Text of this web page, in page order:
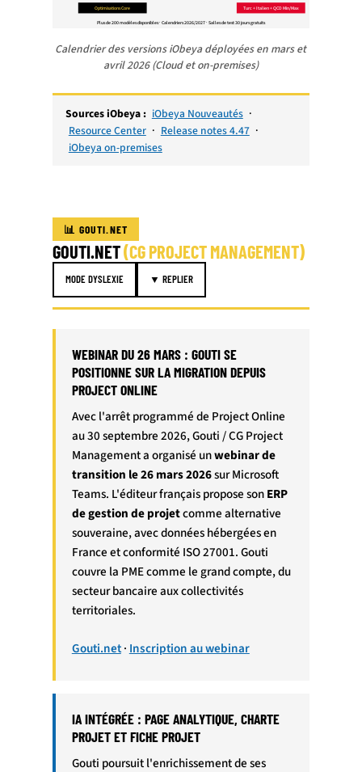
Optimisations Core Turc + Italien + QCD Min/Max
Plus de 200 modèles disponibles · Calendriers 2026/2027 · Salles de test 30 jours gratuits
Calendrier des versions iObeya déployées en mars et
avril 2026 (Cloud et on-premises)
Sources iObeya : iObeya Nouveautés ·
Resource Center · Release notes 4.47 ·
iObeya on-premises
📊 GOUTI.NET
GOUTI.NET(CG PROJECT MANAGEMENT)
MODE DYSLEXIE ▼ REPLIER
WEBINAR DU 26 MARS : GOUTI SE
POSITIONNE SUR LA MIGRATION DEPUIS
PROJECT ONLINE
Avec l'arrêt programmé de Project Online
au 30 septembre 2026, Gouti / CG Project
Management a organisé unwebinar de
transition le 26 mars 2026sur Microsoft
Teams. L'éditeur français propose sonERP
de gestion de projetcomme alternative
souveraine, avec données hébergées en
France et conformité ISO 27001. Gouti
couvre la PME comme le grand compte, du
secteur bancaire aux collectivités
territoriales.
Gouti.net· Inscription au webinar
IA INTÉGRÉE : PAGE ANALYTIQUE, CHARTE
PROJET ET FICHE PROJET
Gouti poursuit l'enrichissement de ses